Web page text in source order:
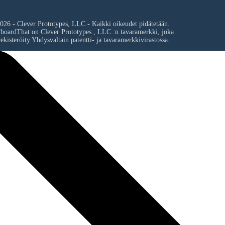
- Clever Prototypes, LLC - Kaikki oikeudet pidätetään.
on Clever Prototypes , LLC:n tavaramerkki, joka
Yhdysvaltain patentti- ja tavaramerkkivirastossa.